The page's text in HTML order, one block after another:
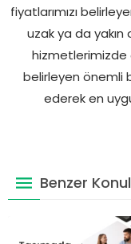
fiyatlarımızı
uzak ya da
hizmetlerimizde
belirleyen önemli
ederek en
Benzer